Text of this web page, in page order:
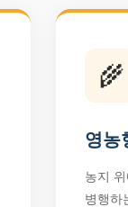
🌾
영농
농지
병행하